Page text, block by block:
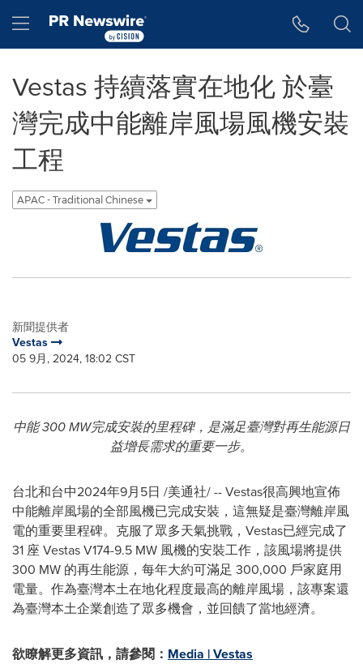
Hamburger menu
Vestas 持續落實在地化 於臺
灣完成中能離岸風場風機安裝
工程
APAC - Traditional Chinese
新聞提供者
Vestas
05 9月, 2024, 18:02 CST
中能300 MW完成安裝的里程碑， 是滿足臺灣對再生能源日
益增長需求的重要一步。
台北和台中2024年9月5日 /美通社/ -- Vestas很高興地宣佈
中能離岸風場的全部風機已完成安裝，這無疑是臺灣離岸風
電的重要里程碑。克服了眾多天氣挑戰，Vestas已經完成了
31 座 Vestas V174-9.5 MW 風機的安裝工作，該風場將提供
300 MW 的再生能源，每年大約可滿足 300,000 戶家庭用
電量。作為臺灣本土在地化程度最高的離岸風場，該專案還
為臺灣本土企業創造了眾多機會，並回饋了當地經濟。
欲瞭解更多資訊，請參閱： Media | Vestas